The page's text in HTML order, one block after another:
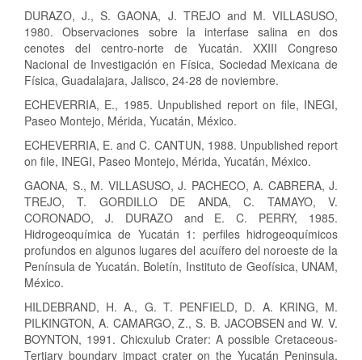
DURAZO, J., S. GAONA, J. TREJO and M. VILLASUSO,
1980. Observaciones sobre la interfase salina en dos
cenotes del centro-norte de Yucatán. XXIII Congreso
Nacional de Investigación en Física, Sociedad Mexicana de
Física, Guadalajara, Jalisco, 24-28 de noviembre.
ECHEVERRIA, E., 1985. Unpublished report on file, INEGI,
Paseo Montejo, Mérida, Yucatán, México.
ECHEVERRIA, E. and C. CANTUN, 1988. Unpublished report
on file, INEGI, Paseo Montejo, Mérida, Yucatán, México.
GAONA, S., M. VILLASUSO, J. PACHECO, A. CABRERA, J.
TREJO, T. GORDILLO DE ANDA, C. TAMAYO, V.
CORONADO, J. DURAZO and E. C. PERRY, 1985.
Hidrogeoquímica de Yucatán 1: perfiles hidrogeoquímicos
profundos en algunos lugares del acuífero del noroeste de Ia
Península de Yucatán. Boletín, Instituto de Geofísica, UNAM,
México.
HILDEBRAND, H. A., G. T. PENFIELD, D. A. KRING, M.
PILKINGTON, A. CAMARGO, Z., S. B. JACOBSEN and W. V.
BOYNTON, 1991. Chicxulub Crater: A possible Cretaceous-
Tertiary boundary impact crater on the Yucatán Peninsula,